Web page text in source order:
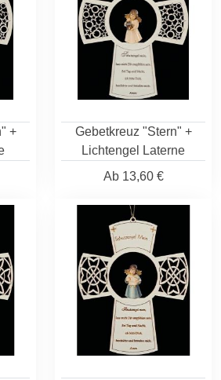
+
Gebetkreuz "Stern" +
Lichtengel Laterne
Ab13,60 €